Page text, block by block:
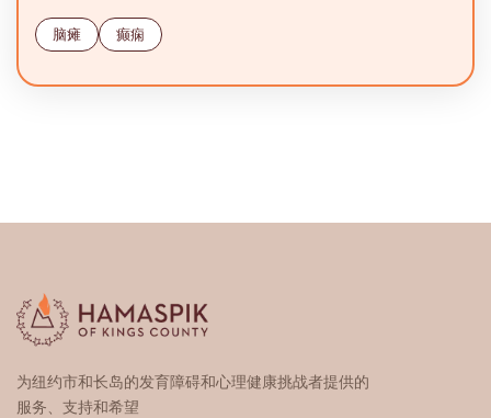
脑瘫 癫痫
为纽约市和长岛的发育障碍和心理健康挑战者提供的
服务、支持和希望